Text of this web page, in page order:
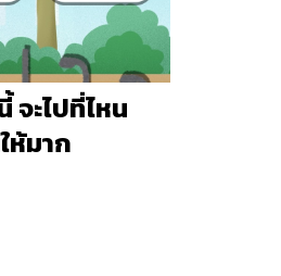
ะไปที่ไหน
ห้มาก